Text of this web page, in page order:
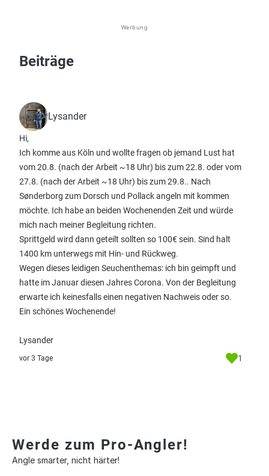
Werbung
Beiträge
Lysander
Hi,
Ich komme aus Köln und wollte fragen ob jemand Lust hat
vom 20.8. (nach der Arbeit ~18 Uhr) bis zum 22.8. oder vom
27.8. (nach der Arbeit ~18 Uhr) bis zum 29.8.. Nach
Sønderborg zum Dorsch und Pollack angeln mit kommen
möchte. Ich habe an beiden Wochenenden Zeit und würde
mich nach meiner Begleitung richten.
Sprittgeld wird dann geteilt sollten so 100€ sein. Sind halt
1400 km unterwegs mit Hin- und Rückweg.
Wegen dieses leidigen Seuchenthemas: ich bin geimpft und
hatte im Januar diesen Jahres Corona. Von der Begleitung
erwarte ich keinesfalls einen negativen Nachweis oder so.
Ein schönes Wochenende!
Lysander
vor 3 Tage 1
Werde zum Pro-Angler!
Angle smarter, nicht härter!